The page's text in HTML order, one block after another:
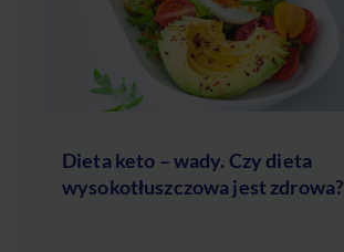
Dieta keto – wady. Czy dieta
wysokotłuszczowa jest zdrowa?